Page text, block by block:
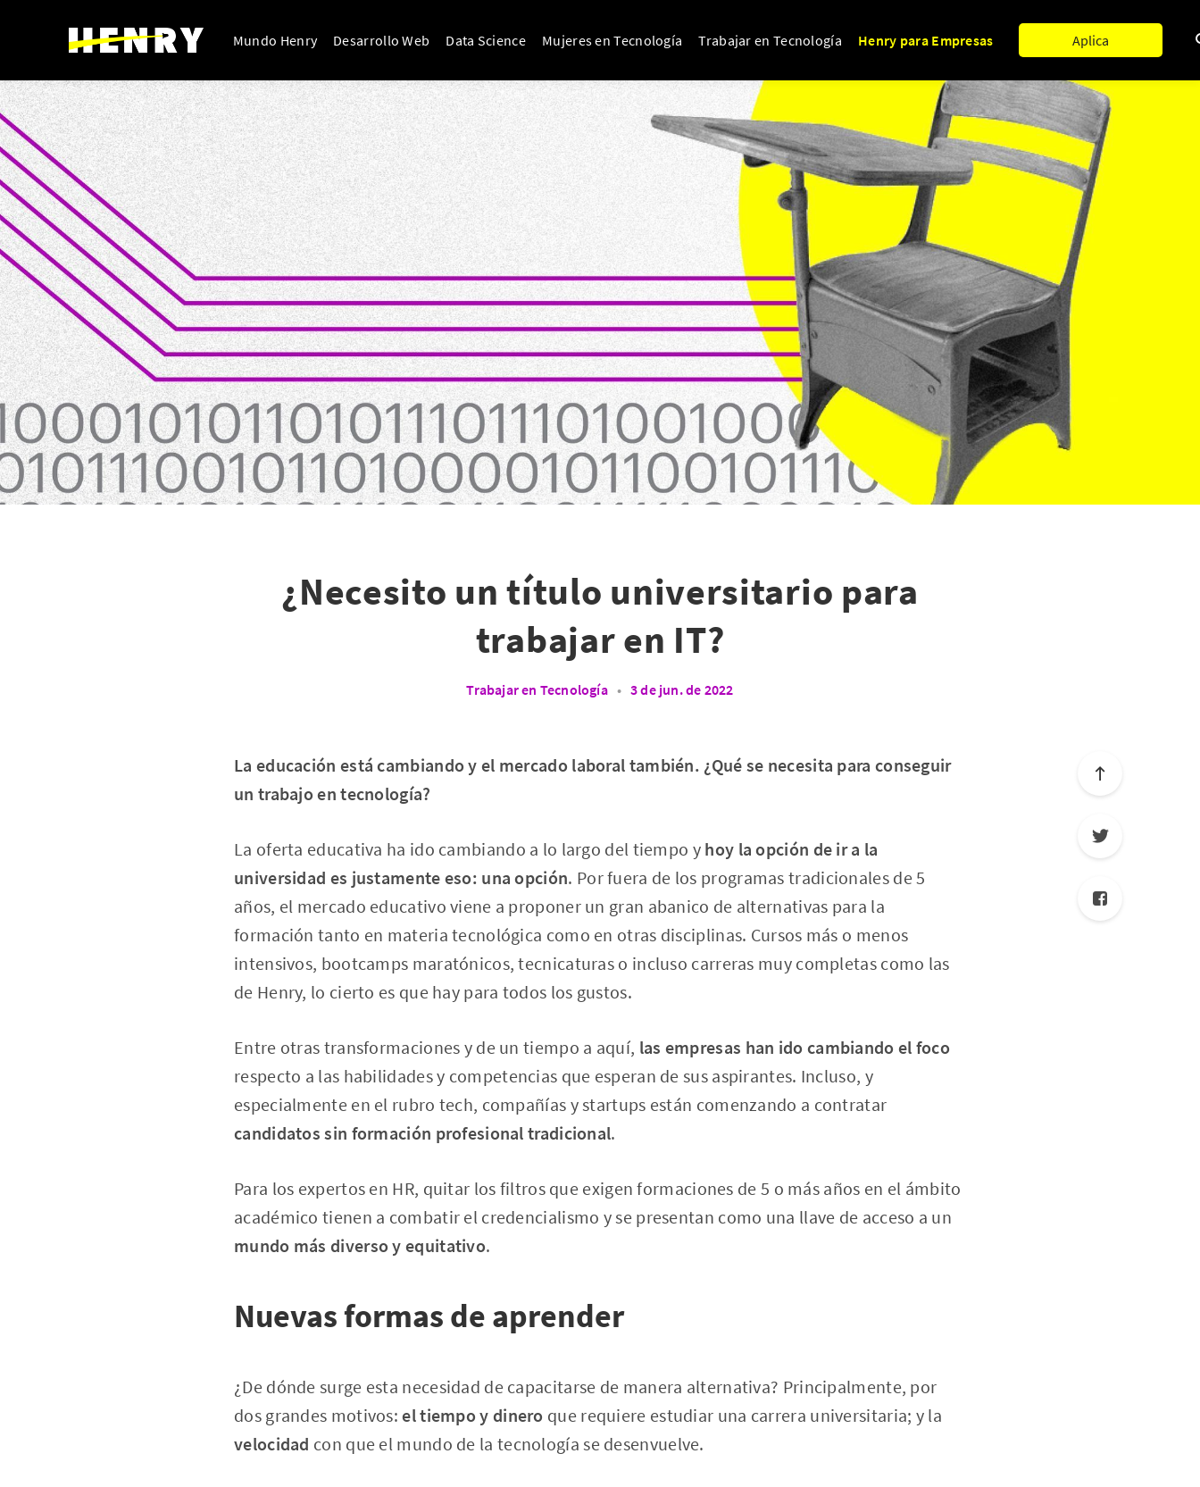
Mundo Henry Desarrollo Web Data Science Mujeres en Tecnología Trabajar en Tecnología Henry para Empresas Aplica
¿Necesito un título universitario para
trabajar en IT?
Trabajar en Tecnología • 3 de jun. de 2022
La educación está cambiando y el mercado laboral también. ¿Qué se necesita para conseguir
un trabajo en tecnología?
La oferta educativa ha ido cambiando a lo largo del tiempo y hoy la opción de ir a la
universidad es justamente eso: una opción. Por fuera de los programas tradicionales de 5
años, el mercado educativo viene a proponer un gran abanico de alternativas para la
formación tanto en materia tecnológica como en otras disciplinas. Cursos más o menos
intensivos, bootcamps maratónicos, tecnicaturas o incluso carreras muy completas como las
de Henry, lo cierto es que hay para todos los gustos.
Entre otras transformaciones y de un tiempo a aquí, las empresas han ido cambiando el foco
respecto a las habilidades y competencias que esperan de sus aspirantes. Incluso, y
especialmente en el rubro tech, compañías y startups están comenzando a contratar
candidatos sin formación profesional tradicional.
Para los expertos en HR, quitar los filtros que exigen formaciones de 5 o más años en el ámbito
académico tienen a combatir el credencialismo y se presentan como una llave de acceso a un
mundo más diverso y equitativo.
Nuevas formas de aprender
¿De dónde surge esta necesidad de capacitarse de manera alternativa? Principalmente, por
dos grandes motivos:el tiempo y dinero que requiere estudiar una carrera universitaria; y la
velocidad con que el mundo de la tecnología se desenvuelve.